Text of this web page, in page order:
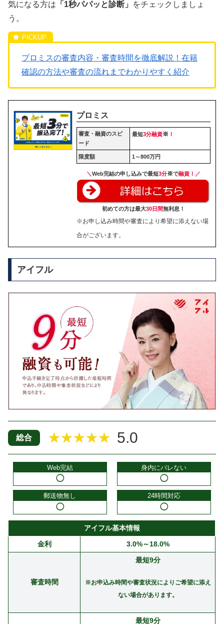
気になる方は 「1秒パパッと診断」
をチェックしましょ
う。
プロミスの審査内容・審査時間を徹底解説！在籍
確認の方法や審査の流れまでわかりやすく紹介
プロミス
審査・融資のスピ
ード
最短3分融資※ ！
限度額 1～800万円
＼Web完結の申し込みで最短3分※で融資！／
初めての方は最大30日間無利息！
※お申し込み時間や審査により希望に添えない場
合がございます。
アイフル
総合 ★★★★★ 5.0
Web完結
◯
身内にバレない
◯
郵送物無し
◯
24時間対応
◯
アイフル基本情報
金利
3.0%～18.0%
審査時間
最短9分
※お申込み時間や審査状況によりご希望に添え
ない場合があります。
最短9分